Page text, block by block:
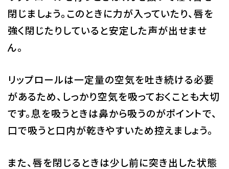
閉じましょう。このときに力が入っていたり、唇を
強く閉じたりしていると安定した声が出せませ
ん。
リップロールは一定量の空気を吐き続ける必要
があるため、しっかり空気を吸っておくことも大切
です。息を吸うときは鼻から吸うのがポイントで、
口で吸うと口内が乾きやすいため控えましょう。
また、唇を閉じるときは少し前に突き出した状態